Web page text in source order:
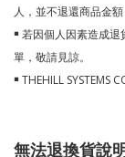
人，並不退還商品金
￭ 若因個人因素造成
單，敬請見諒。
￭ THEHILL SYSTEMS
無法退換貨說